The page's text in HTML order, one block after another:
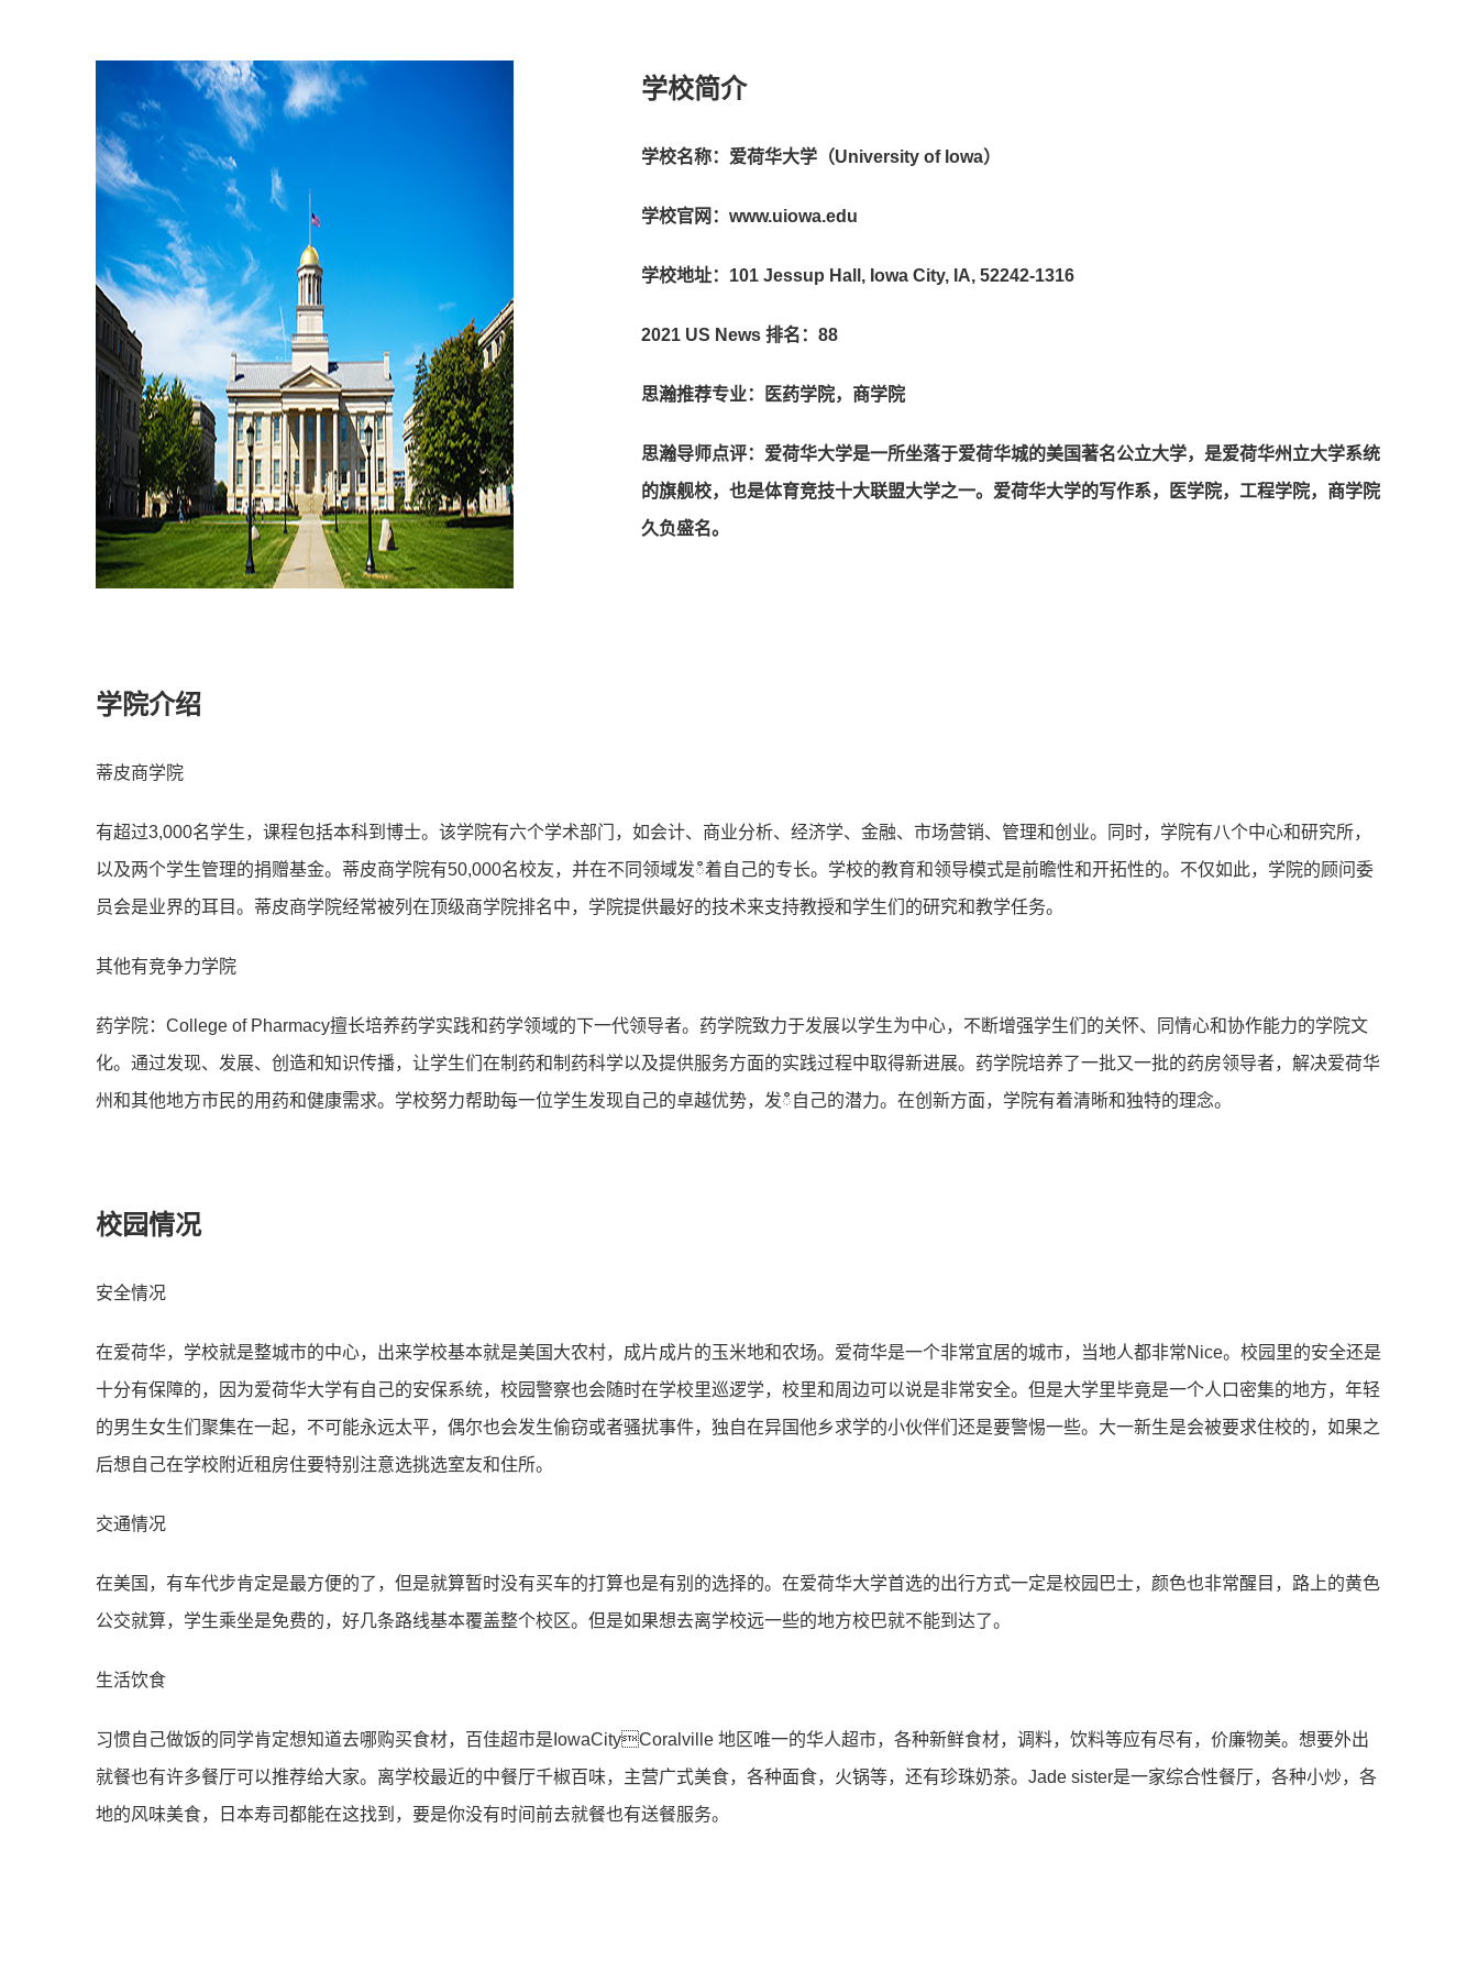
学校简介
学校名称：爱荷华大学（University of Iowa）
学校官网：www.uiowa.edu
学校地址：101 Jessup Hall, Iowa City, IA, 52242-1316
2021 US News 排名：88
思瀚推荐专业：医药学院，商学院
思瀚导师点评：爱荷华⼤学是⼀所坐落于爱荷华城的美国著名公⽴⼤学，是爱荷华州⽴⼤学系统
的旗舰校，也是体育竞技⼗⼤联盟⼤学之⼀。爱荷华⼤学的写作系，医学院，⼯程学院，商学院
久负盛名。
学院介绍
蒂⽪商学院
有超过3,000名学⽣，课程包括本科到博⼠。该学院有六个学术部⻔，如会计、商业分析、经济学、⾦融、市场营销、管理和创业。同时，学院有⼋个中⼼和研究所，
以及两个学⽣管理的捐赠基⾦。蒂⽪商学院有50,000名校友，并在不同领域发ഀ着⾃⼰的专⻓。学校的教育和领导模式是前瞻性和开拓性的。不仅如此，学院的顾问委
员会是业界的⽿⽬。蒂⽪商学院经常被列在顶级商学院排名中，学院提供最好的技术来⽀持教授和学⽣们的研究和教学任务。
其他有竞争力学院
药学院：College of Pharmacy擅⻓培养药学实践和药学领域的下⼀代领导者。药学院致⼒于发展以学⽣为中⼼，不断增强学⽣们的关怀、同情⼼和协作能⼒的学院⽂
化。通过发现、发展、创造和知识传播，让学⽣们在制药和制药科学以及提供服务⽅⾯的实践过程中取得新进展。药学院培养了⼀批⼜⼀批的药房领导者，解决爱荷华
州和其他地⽅市⺠的⽤药和健康需求。学校努⼒帮助每⼀位学⽣发现⾃⼰的卓越优势，发ഀ⾃⼰的潜⼒。在创新⽅⾯，学院有着清晰和独特的理念。
校园情况
安全情况
在爱荷华，学校就是整城市的中⼼，出来学校基本就是美国⼤农村，成⽚成⽚的⽟⽶地和农场。爱荷华是⼀个⾮常宜居的城市，当地⼈都⾮常Nice。校园⾥的安全还是
⼗分有保障的，因为爱荷华⼤学有⾃⼰的安保系统，校园警察也会随时在学校⾥巡逻学，校⾥和周边可以说是⾮常安全。但是⼤学⾥毕竟是⼀个⼈⼝密集的地⽅，年轻
的男⽣⼥⽣们聚集在⼀起，不可能永远太平，偶尔也会发⽣偷窃或者骚扰事件，独⾃在异国他乡求学的⼩伙伴们还是要警惕⼀些。⼤⼀新⽣是会被要求住校的，如果之
后想⾃⼰在学校附近租房住要特别注意选挑选室友和住所。
交通情况
在美国，有⻋代步肯定是最⽅便的了，但是就算暂时没有买⻋的打算也是有别的选择的。在爱荷华⼤学⾸选的出⾏⽅式⼀定是校园巴⼠，颜⾊也⾮常醒⽬，路上的⻩⾊
公交就算，学⽣乘坐是免费的，好⼏条路线基本覆盖整个校区。但是如果想去离学校远⼀些的地⽅校巴就不能到达了。
生活饮食
习惯⾃⼰做饭的同学肯定想知道去哪购买⻝材，百佳超市是IowaCityCoralville 地区唯⼀的华⼈超市，各种新鲜⻝材，调料，饮料等应有尽有，价廉物美。想要外出
就餐也有许多餐厅可以推荐给⼤家。离学校最近的中餐厅千椒百味，主营⼴式美⻝，各种⾯⻝，⽕锅等，还有珍珠奶茶。Jade sister是⼀家综合性餐厅，各种⼩炒，各
地的⻛味美⻝，⽇本寿司都能在这找到，要是你没有时间前去就餐也有送餐服务。